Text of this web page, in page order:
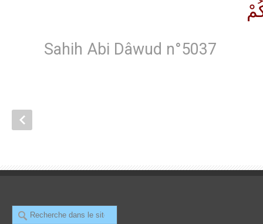
Sahih Abi Dâwud n°5037
Recherche